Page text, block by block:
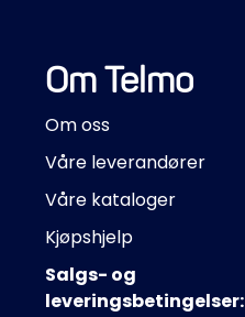
Om Telmo
Om oss
Våre leverandører
Våre kataloger
Kjøpshjelp
Salgs- og
leveringsbetingelser: